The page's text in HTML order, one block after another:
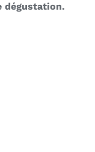
dégustation.